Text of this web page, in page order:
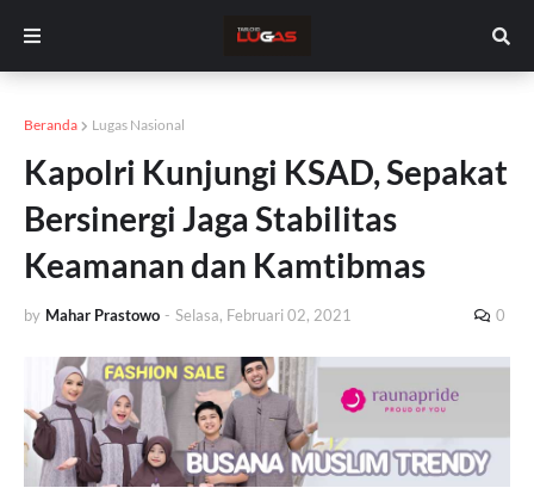
Beranda Lugas Nasional
Kapolri Kunjungi KSAD, Sepakat
Bersinergi Jaga Stabilitas
Keamanan dan Kamtibmas
by Mahar Prastowo - Selasa, Februari 02, 2021 0